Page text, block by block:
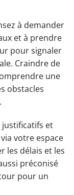
à demander
et à prendre
pour signaler
Craindre de
une
obstacles
justificatifs et
votre espace
les délais et les
préconisé
pour un